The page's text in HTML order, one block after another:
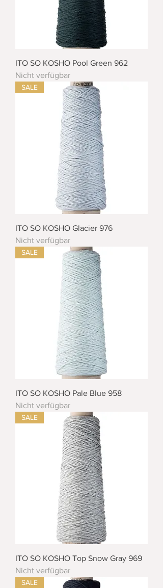
ITO SO KOSHO Pool Green 962
Nicht verfügbar
SALE
ITO SO KOSHO Glacier 976
Nicht verfügbar
SALE
ITO SO KOSHO Pale Blue 958
Nicht verfügbar
SALE
ITO SO KOSHO Top Snow Gray 969
Nicht verfügbar
SALE